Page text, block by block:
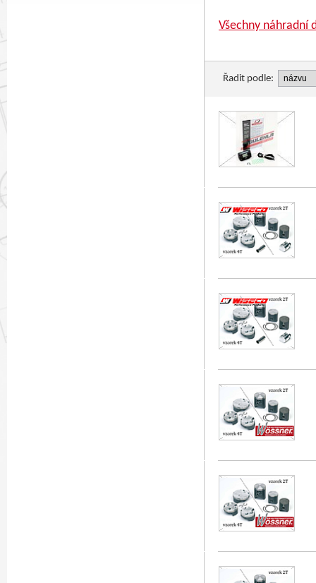
Všechny náhradní
Řadit podle: